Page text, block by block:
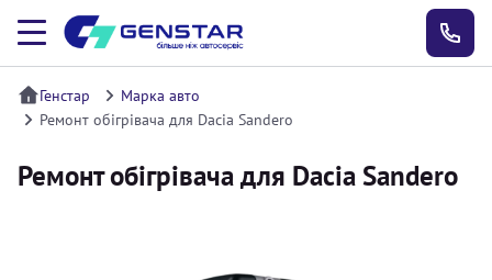
Генстар
Марка авто
Ремонт обігрівача для Dacia Sandero
Ремонт обігрівача для Dacia Sandero